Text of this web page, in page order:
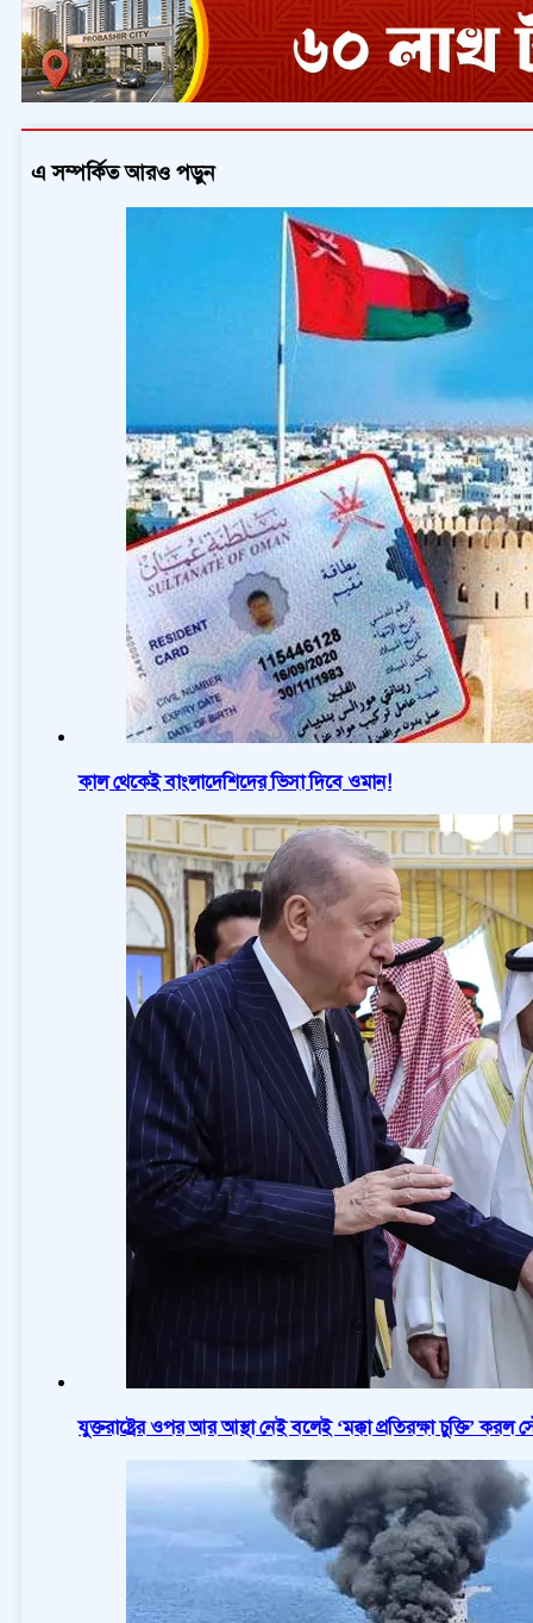
এ সম্পর্কিত আরও পড়ুন
কাল থেকেই বাংলাদেশিদের ভিসা দিবে ওমান!
যুক্তরাষ্ট্রের ওপর আর আস্থা নেই বলেই ‘মক্কা প্রতিরক্ষা চুক্তি’ করল